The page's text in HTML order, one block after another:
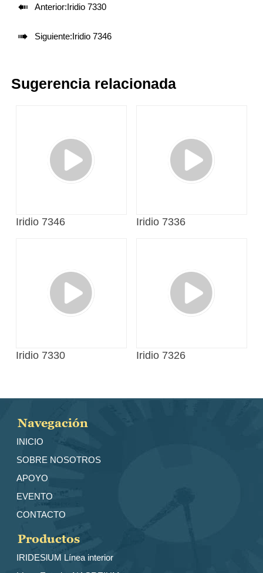
 Anterior:Iridio 7330
 Siguiente:Iridio 7346
Sugerencia relacionada
Iridio 7346 Iridio 7336
Iridio 7330 Iridio 7326
Navegación
INICIO
SOBRE NOSOTROS
APOYO
EVENTO
CONTACTO
Productos
IRIDESlUM Línea interior